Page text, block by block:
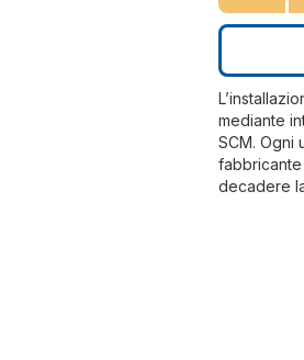
mediante
SCM. Ogni
decadere